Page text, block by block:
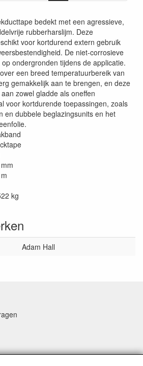
bedekt met een agressieve,
rubberharslijm. Deze
voor kortdurend extern gebruik
De niet-corrosieve
ondergronden tijdens de applicatie.
een breed temperatuurbereik van
gemakkelijk aan te brengen, en deze
zowel gladde als oneffen
voor kortdurende toepassingen, zoals
en dubbele beglazingsunits en het
kg
Adam Hall